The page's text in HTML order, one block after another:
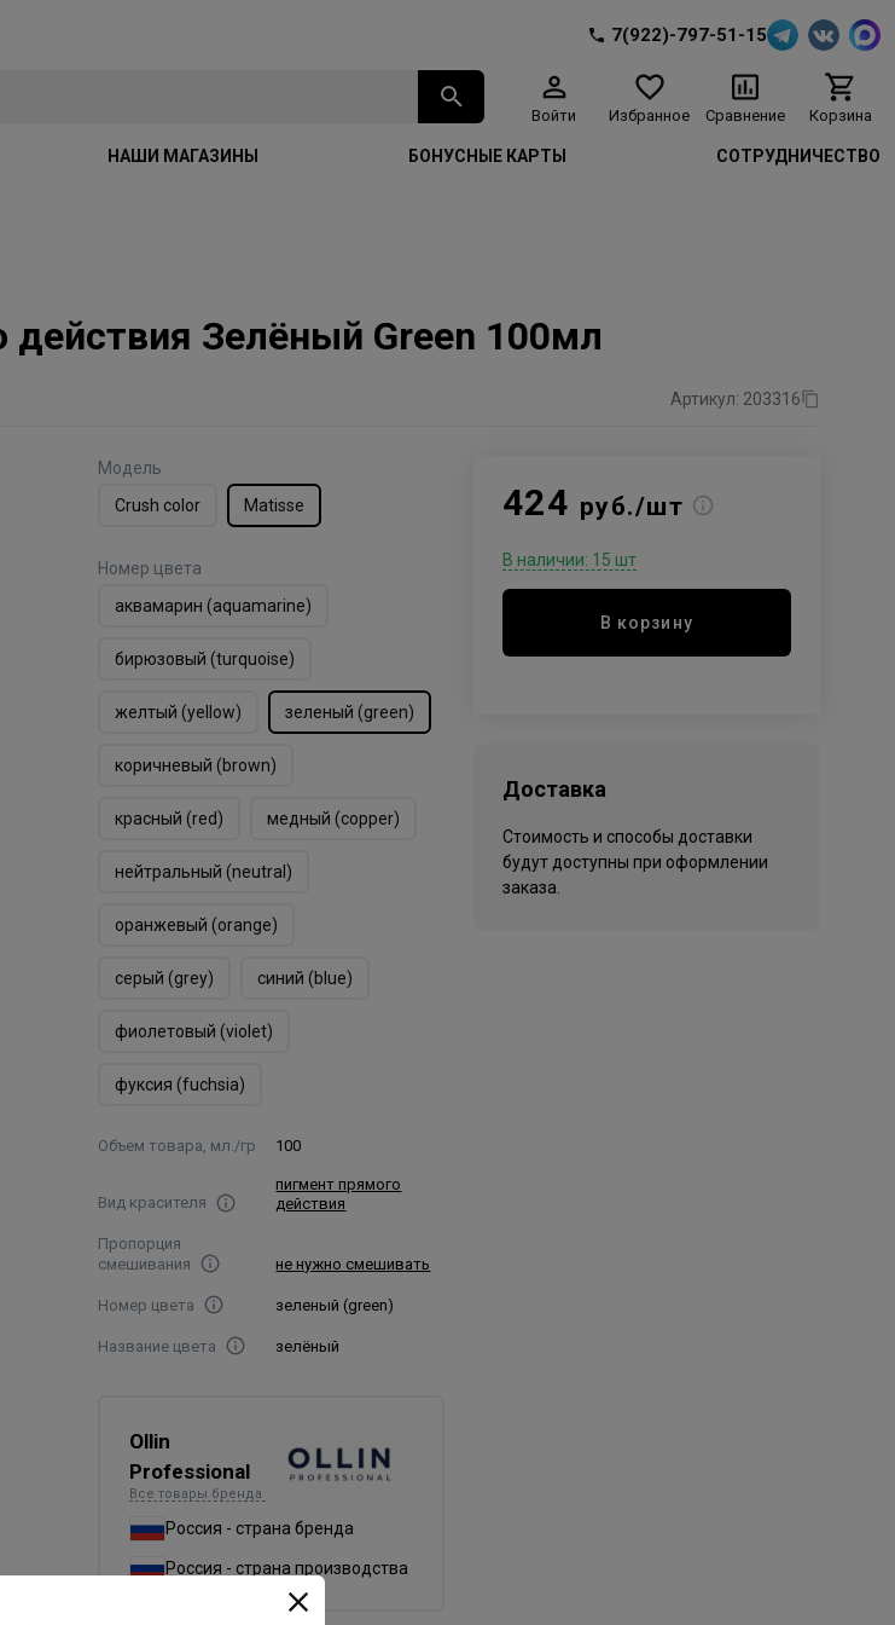
7(922)-797-51-15
Войти Избранное Сравнение Корзина
НАШИ МАГАЗИНЫ БОНУСНЫЕ КАРТЫ СОТРУДНИЧЕСТВО
Зелёный Green 100мл
Артикул: 203316
Модель
Crush color
Matisse
Номер цвета
аквамарин (aquamarine)
бирюзовый (turquoise)
желтый (yellow) зеленый (green)
коричневый (brown)
красный (red) медный (copper)
нейтральный (neutral)
оранжевый (orange)
серый (grey) синий (blue)
фиолетовый (violet)
фуксия (fuchsia)
Объем товара, мл./гр 100
Вид красителя
пигмент прямого
действия
Пропорция
смешивания
не нужно смешивать
Номер цвета зеленый (green)
Название цвета зелёный
Ollin
Professional
Все товары бренда
Россия - страна бренда
Россия - страна производства
424 руб./шт
В наличии: 15 шт
В корзину
Доставка
Стоимость и способы доставки
будут доступны при оформлении
заказа.